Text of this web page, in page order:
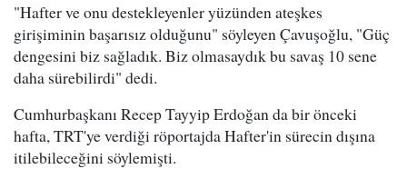
"Hafter ve onu destekleyenler yüzünden ateşkes
girişiminin başarısız olduğunu" söyleyen Çavuşoğlu, "Güç
dengesini biz sağladık. Biz olmasaydık bu savaş 10 sene
daha sürebilirdi" dedi.
Cumhurbaşkanı Recep Tayyip Erdoğan da bir önceki
hafta, TRT'ye verdiği röportajda Hafter'in sürecin dışına
itilebileceğini söylemişti.